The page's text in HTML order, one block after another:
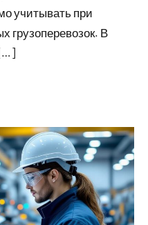
учитывать при
грузоперевозок. В
[…]